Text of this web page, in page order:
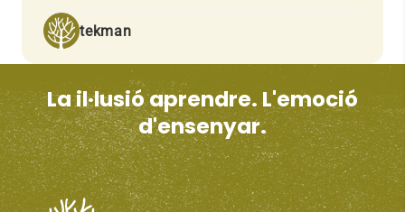
tekman
La il·lusió aprendre. L'emoció
d'ensenyar.